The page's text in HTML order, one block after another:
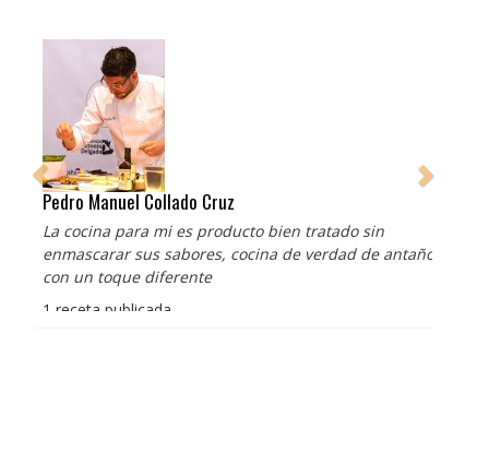
Pedro Manuel Collado Cruz
La cocina para mi es producto bien tratado sin
enmascarar sus sabores, cocina de verdad de antaño
con un toque diferente
1 receta publicada